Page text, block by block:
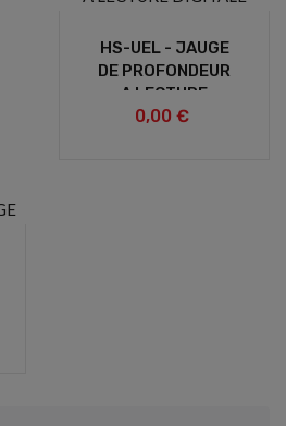
HS-UEL - JAUGE
DE PROFONDEUR
A LECTURE
DIGITALE
0,00 €